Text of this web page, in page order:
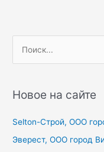
с
:
Новое на сайте
Selton-Строй, OOO
Эверест, ООО город